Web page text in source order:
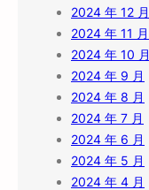
2024 年 12 月
2024 年 11 月
2024 年 10 月
2024 年 9 月
2024 年 8 月
2024 年 7 月
2024 年 6 月
2024 年 5 月
2024 年 4 月